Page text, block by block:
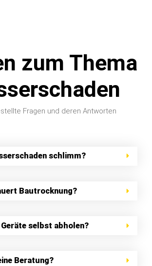
zum Thema
Fragen und deren Antworten
schlimm?
Bautrocknung?
Geräte selbst abholen?
Beratung?